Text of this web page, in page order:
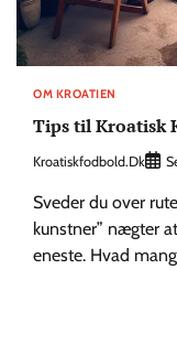
OM KROATIEN
Tips til Kroatisk
Kroatiskfodbold.dk
Sveder du over
kunstner” nægter
eneste. Hvad